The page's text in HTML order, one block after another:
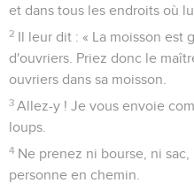
et dans tous les endroits où
2 Il leur dit : « La moisson est
d'ouvriers. Priez donc le
ouvriers dans sa moisson.
3 Allez-y ! Je vous envoie
loups.
4 Ne prenez ni bourse, ni
personne en chemin.